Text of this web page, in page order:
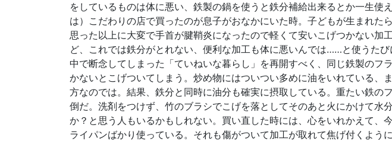
をしているものは体に悪い、鉄製の鍋を使うと鉄分補給出来るとか一生
は）こだわりの店で買ったのが息子がおなかにいた時。子どもが生まれ
思った以上に大変で手首が腱鞘炎になったので軽くて安いこげつかない
ど、これでは鉄分がとれない、便利な加工も体に悪いんでは……と使うた
中で断念してしまった「ていねいな暮らし」を再開すべく、同じ鉄製の
かないとこげついてしまう。炒め物にはついつい多めに油をいれている
方なのでは。結果、鉄分と同時に油分も確実に摂取している。重たい鉄
倒だ。洗剤をつけず、竹のブラシでこげを落としてそのあと火にかけて
か？と思う人もいるかもしれない。買い直した時には、心をいれかえて
ライパンばかり使っている。それも傷がついて加工が取れて焦げ付くよ